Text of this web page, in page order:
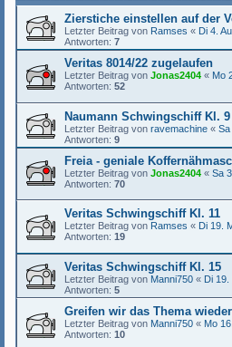
Zierstiche einstellen auf der
Letzter Beitrag von Ramses « Di 4.
Antworten: 7
Veritas 8014/22 zugelaufen
Letzter Beitrag von Jonas2404 « Mo
Antworten: 52
Naumann Schwingschiff Kl. 9
Letzter Beitrag von ravemachine « Sa
Antworten: 9
Freia - geniale
Letzter Beitrag von Jonas2404 « Sa
Antworten: 70
Veritas Schwingschiff Kl. 11
Letzter Beitrag von Ramses « Di 19.
Antworten: 19
Veritas Schwingschiff Kl. 15
Letzter Beitrag von Manni750 « Di 19.
Antworten: 5
Greifen wir das Thema
Letzter Beitrag von Manni750 « Mo
Antworten: 10